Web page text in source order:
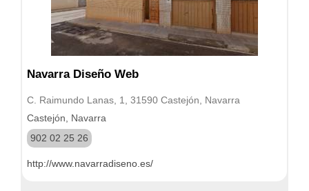
Navarra Diseño Web
C. Raimundo Lanas, 1, 31590 Castejón, Navarra
Castejón, Navarra
902 02 25 26
http://www.navarradiseno.es/